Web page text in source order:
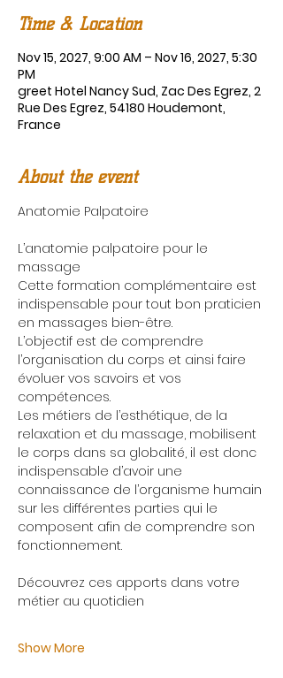
Time & Location
Nov 15, 2027, 9:00 AM – Nov 16, 2027, 5:30
PM
greet Hotel Nancy Sud, Zac Des Egrez, 2
Rue Des Egrez, 54180 Houdemont,
France
About the event
Anatomie Palpatoire
L’anatomie palpatoire pour le
massage
Cette formation complémentaire est
indispensable pour tout bon praticien
en massages bien-être.
L’objectif est de comprendre
l’organisation du corps et ainsi faire
évoluer vos savoirs et vos
compétences.
Les métiers de l’esthétique, de la
relaxation et du massage, mobilisent
le corps dans sa globalité, il est donc
indispensable d’avoir une
connaissance de l’organisme humain
sur les différentes parties qui le
composent afin de comprendre son
fonctionnement.
Découvrez ces apports dans votre
métier au quotidien
Show More